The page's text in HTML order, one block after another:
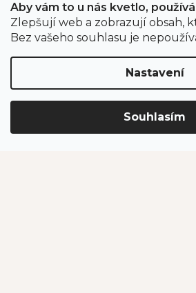
Aby vám to u nás kvetlo,
Zlepšují web a zobrazují obsah,
Bez vašeho souhlasu je
Nastavení
Souhlasím
Odběr newsletteru
PŘIHLÁSIT SE